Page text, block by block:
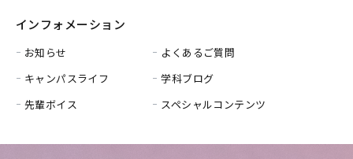
インフォメーション
お知らせ
キャンパスライフ
先輩ボイス
よくあるご質問
学科ブログ
スペシャルコンテンツ